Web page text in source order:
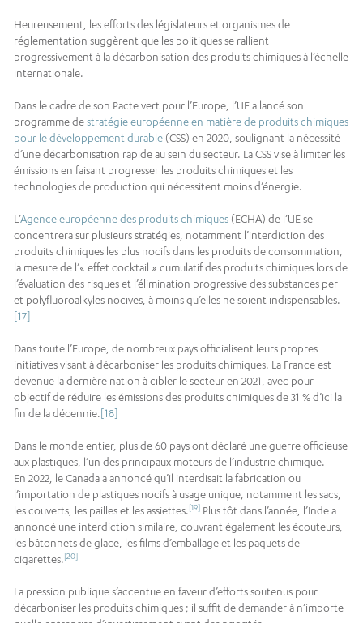
Heureusement, les efforts des législateurs et organismes de
réglementation suggèrent que les politiques se rallient
progressivement à la décarbonisation des produits chimiques à l’échelle
internationale.
Dans le cadre de son Pacte vert pour l’Europe, l’UE a lancé son
programme destratégie européenne en matière de produits chimiques
pour le développement durable (CSS) en 2020, soulignant la nécessité
d’une décarbonisation rapide au sein du secteur. La CSS vise à limiter les
émissions en faisant progresser les produits chimiques et les
technologies de production qui nécessitent moins d’énergie.
L’Agence européenne des produits chimiques (ECHA) de l’UE se
concentrera sur plusieurs stratégies, notamment l’interdiction des
produits chimiques les plus nocifs dans les produits de consommation,
la mesure de l’« effet cocktail » cumulatif des produits chimiques lors de
l’évaluation des risques et l’élimination progressive des substances per-
et polyfluoroalkyles nocives, à moins qu’elles ne soient indispensables.
[17]
Dans toute l’Europe, de nombreux pays officialisent leurs propres
initiatives visant à décarboniser les produits chimiques. La France est
devenue la dernière nation à cibler le secteur en 2021, avec pour
objectif de réduire les émissions des produits chimiques de 31 % d’ici la
fin de la décennie.[18]
Dans le monde entier, plus de 60 pays ont déclaré une guerre officieuse
aux plastiques, l’un des principaux moteurs de l’industrie chimique.
En 2022, le Canada a annoncé qu’il interdisait la fabrication ou
l’importation de plastiques nocifs à usage unique, notamment les sacs,
les couverts, les pailles et les assiettes.[19] Plus tôt dans l’année, l’Inde a
annoncé une interdiction similaire, couvrant également les écouteurs,
les bâtonnets de glace, les films d’emballage et les paquets de
cigarettes.[20]
La pression publique s’accentue en faveur d’efforts soutenus pour
décarboniser les produits chimiques ; il suffit de demander à n’importe